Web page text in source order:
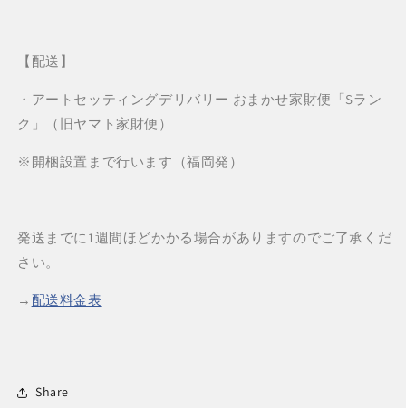
【配送】
・アートセッティングデリバリー おまかせ家財便「Sラン
ク」（旧ヤマト家財便）
※開梱設置まで行います（福岡発）
発送までに1週間ほどかかる場合がありますのでご了承くだ
さい。
→ 配送料金表
Share